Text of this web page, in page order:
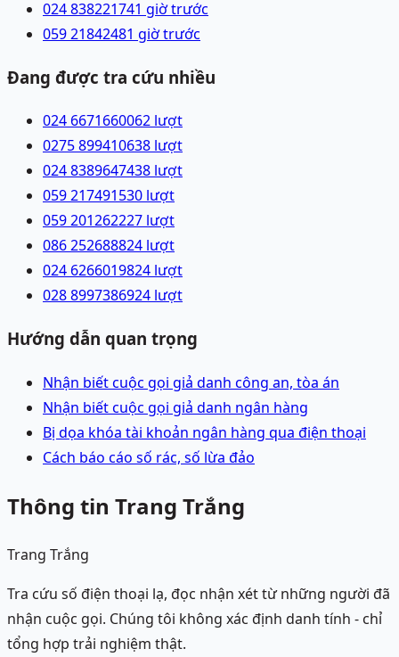
024 838221741 giờ trước
059 21842481 giờ trước
Đang được tra cứu nhiều
024 6671660062 lượt
0275 899410638 lượt
024 8389647438 lượt
059 217491530 lượt
059 201262227 lượt
086 252688824 lượt
024 6266019824 lượt
028 8997386924 lượt
Hướng dẫn quan trọng
Nhận biết cuộc gọi giả danh công an, tòa án
Nhận biết cuộc gọi giả danh ngân hàng
Bị dọa khóa tài khoản ngân hàng qua điện thoại
Cách báo cáo số rác, số lừa đảo
Thông tin Trang Trắng
Trang Trắng
Tra cứu số điện thoại lạ, đọc nhận xét từ những người đã
nhận cuộc gọi. Chúng tôi không xác định danh tính - chỉ
tổng hợp trải nghiệm thật.